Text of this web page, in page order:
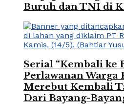
Buruh dan TNI di
Serial “Kembali ke
Perlawanan Warga
Merebut Kembali
Dari Bayang-